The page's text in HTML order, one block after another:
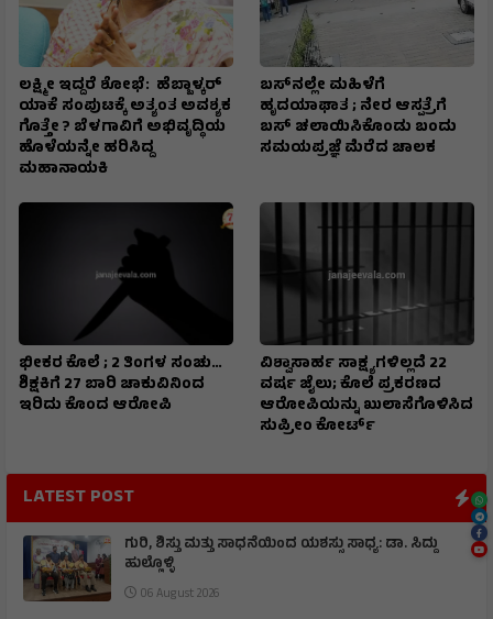
ಲಕ್ಷ್ಮೀ ಇದ್ದರೆ ಶೋಭೆ: ಹೆಬ್ಬಾಳ್ಕರ್
ಯಾಕೆ ಸಂಪುಟಕ್ಕೆ ಅತ್ಯಂತ ಅವಶ್ಯಕ
ಗೊತ್ತೇ ? ಬೆಳಗಾವಿಗೆ ಅಭಿವೃದ್ಧಿಯ
ಹೊಳೆಯನ್ನೇ ಹರಿಸಿದ್ದ
ಮಹಾನಾಯಕಿ
ಬಸ್‌ನಲ್ಲೇ ಮಹಿಳೆಗೆ
ಹೃದಯಾಘಾತ ; ನೇರ ಆಸ್ಪತ್ರೆಗೆ
ಬಸ್‌ ಚಲಾಯಿಸಿಕೊಂಡು ಬಂದು
ಸಮಯಪ್ರಜ್ಞೆ ಮೆರೆದ ಚಾಲಕ
ಭೀಕರ ಕೊಲೆ ; 2 ತಿಂಗಳ ಸಂಚು…
ಶಿಕ್ಷಕಿಗೆ 27 ಬಾರಿ ಚಾಕುವಿನಿಂದ
ಇರಿದು ಕೊಂದ ಆರೋಪಿ
ವಿಶ್ವಾಸಾರ್ಹ ಸಾಕ್ಷ್ಯಗಳಿಲ್ಲದೆ 22
ವರ್ಷ ಜೈಲು; ಕೊಲೆ ಪ್ರಕರಣದ
ಆರೋಪಿಯನ್ನು ಖುಲಾಸೆಗೊಳಿಸಿದ
ಸುಪ್ರೀಂ ಕೋರ್ಟ್
LATEST POST
ಗುರಿ, ಶಿಸ್ತು ಮತ್ತು ಸಾಧನೆಯಿಂದ ಯಶಸ್ಸು ಸಾಧ್ಯ: ಡಾ. ಸಿದ್ದು
ಹುಲ್ಲೊಳ್ಳಿ
06 August 2026